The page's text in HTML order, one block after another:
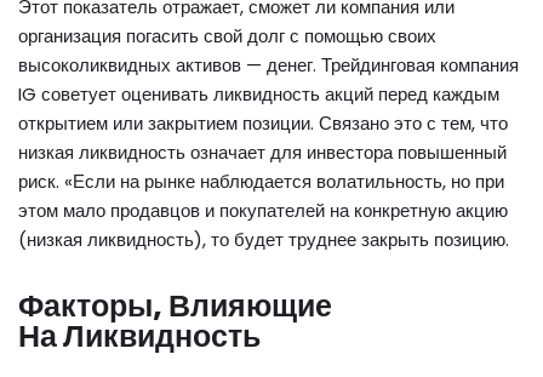
Этот показатель отражает, сможет ли компания или
организация погасить свой долг с помощью своих
высоколиквидных активов — денег. Трейдинговая компания
IG советует оценивать ликвидность акций перед каждым
открытием или закрытием позиции. Связано это с тем, что
низкая ликвидность означает для инвестора повышенный
риск. «Если на рынке наблюдается волатильность, но при
этом мало продавцов и покупателей на конкретную акцию
(низкая ликвидность), то будет труднее закрыть позицию.
Факторы, Влияющие
На Ликвидность